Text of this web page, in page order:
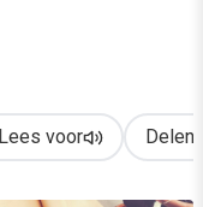
Lees voor Delen